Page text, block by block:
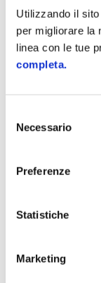
Utilizzando il
per migliorare la
linea con le tue
completa.
delNecessario
Preferenze
Statistiche
Marketing
pubblica
vantaggi